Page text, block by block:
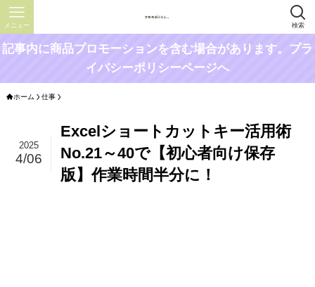
検索
メニュー
記事内に商品プロモーションを含む場合があります。プラ
イバシーポリシーページへ
ホーム 仕事
Excelショートカットキー活用術
No.21～40で【初心者向け保存
版】作業時間半分に！
2025
4/06